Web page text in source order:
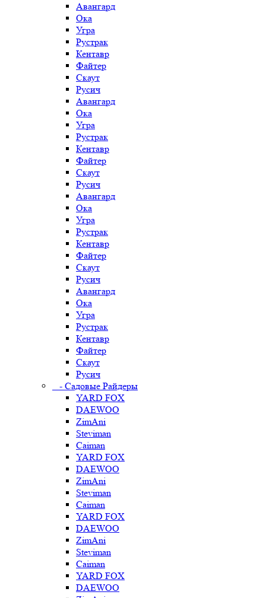
Авангард
Ока
Угра
Рустрак
Кентавр
Файтер
Скаут
Русич
Авангард
Ока
Угра
Рустрак
Кентавр
Файтер
Скаут
Русич
Авангард
Ока
Угра
Рустрак
Кентавр
Файтер
Скаут
Русич
Авангард
Ока
Угра
Рустрак
Кентавр
Файтер
Скаут
Русич
- Садовые Райдеры
YARD FOX
DAEWOO
ZimAni
Steviman
Caiman
YARD FOX
DAEWOO
ZimAni
Steviman
Caiman
YARD FOX
DAEWOO
ZimAni
Steviman
Caiman
YARD FOX
DAEWOO